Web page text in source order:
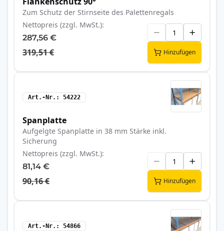
Zum Schutz der Stirnseite des Palettenregals
Nettopreis (zzgl. MwSt.)
287,56 €
319,51 € Hinzufügen
Art.-Nr. 54222
Spanplatte
Aufgelgte Spanplatte in 38 mm Stärke inkl.
Sicherung
Nettopreis (zzgl. MwSt.)
81,14 €
90,16 € Hinzufügen
Art.-Nr. 54866